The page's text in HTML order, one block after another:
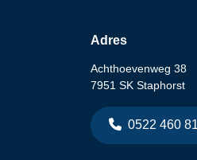
Adres
Achthoevenweg 38
7951 SK Staphorst
0522 460